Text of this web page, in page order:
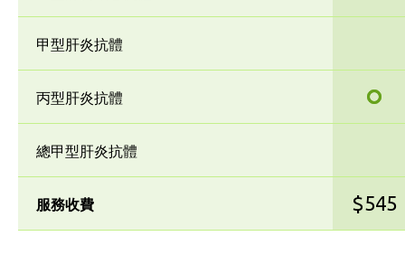
甲型肝炎抗體
丙型肝炎抗體
總甲型肝炎抗體
服務收費 $545